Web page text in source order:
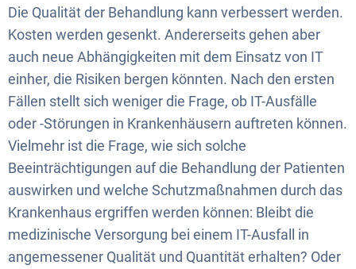
Die Qualität der Behandlung kann verbessert werden.
Kosten werden gesenkt. Andererseits gehen aber
auch neue Abhängigkeiten mit dem Einsatz von IT
einher, die Risiken bergen könnten. Nach den ersten
Fällen stellt sich weniger die Frage, ob IT-Ausfälle
oder -Störungen in Krankenhäusern auftreten können.
Vielmehr ist die Frage, wie sich solche
Beeinträchtigungen auf die Behandlung der Patienten
auswirken und welche Schutzmaßnahmen durch das
Krankenhaus ergriffen werden können: Bleibt die
medizinische Versorgung bei einem IT-Ausfall in
angemessener Qualität und Quantität erhalten? Oder